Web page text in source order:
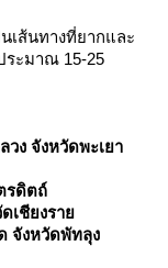
เส้นทางที่ยากและ
ระมาณ 15-25
ง จังหวัดพะเยา
รดิตถ์
ดเชียงรา
จังหวัดพัทลุง